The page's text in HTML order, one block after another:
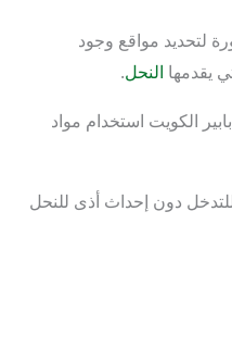
لتحديد مواقع وجود
يقدمها النحل.
الكويت استخدام مواد
دون إحداث أذى للنحل